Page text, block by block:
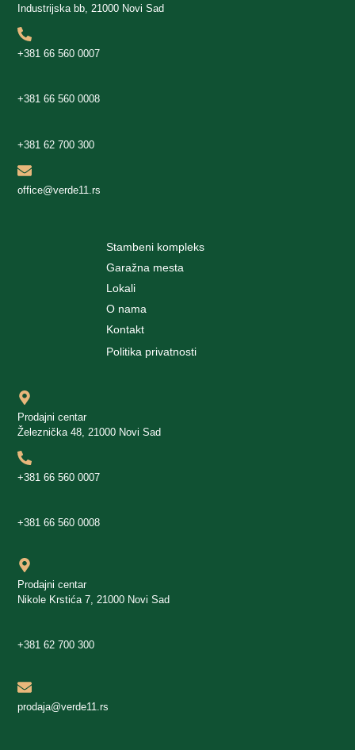
Industrijska bb, 21000 Novi Sad
+381 66 560 0007
+381 66 560 0008
+381 62 700 300
office@verde11.rs
Stambeni kompleks
Garažna mesta
Lokali
O nama
Kontakt
Politika privatnosti
Prodajni centar
Železnička 48, 21000 Novi Sad
+381 66 560 0007
+381 66 560 0008
Prodajni centar
Nikole Krstića 7, 21000 Novi Sad
+381 62 700 300
prodaja@verde11.rs